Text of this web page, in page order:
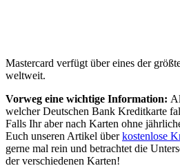
Mastercard verfügt über eines der
weltweit.
Vorweg eine wichtige Information:
welcher Deutschen Bank Kreditkarte
Falls Ihr aber nach Karten ohne
Euch unseren Artikel überkostenlose
gerne mal rein und betrachtet die
der verschiedenen Karten!